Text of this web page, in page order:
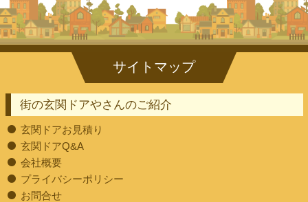
街の玄関ドアやさんのご紹介
玄関ドアお見積り
玄関ドアQ&A
会社概要
プライバシーポリシー
お問合せ